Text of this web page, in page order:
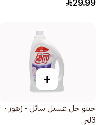
29.99
+
جنتو جل غسيل سائل - زهور -
3لتر